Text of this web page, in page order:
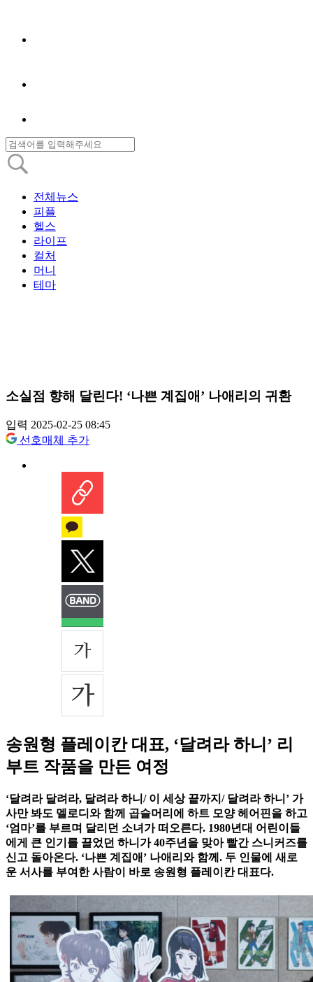
전체뉴스
피플
헬스
라이프
컬처
머니
테마
소실점 향해 달린다! ‘나쁜 계집애’ 나애리의 귀환
입력 2025-02-25 08:45
선호매체 추가
송원형 플레이칸 대표, ‘달려라 하니’ 리
부트 작품을 만든 여정
‘달려라 달려라, 달려라 하니/ 이 세상 끝까지/ 달려라 하니’ 가
사만 봐도 멜로디와 함께 곱슬머리에 하트 모양 헤어핀을 하고
‘엄마’를 부르며 달리던 소녀가 떠오른다. 1980년대 어린이들
에게 큰 인기를 끌었던 하니가 40주년을 맞아 빨간 스니커즈를
신고 돌아온다. ‘나쁜 계집애’ 나애리와 함께. 두 인물에 새로
운 서사를 부여한 사람이 바로 송원형 플레이칸 대표다.